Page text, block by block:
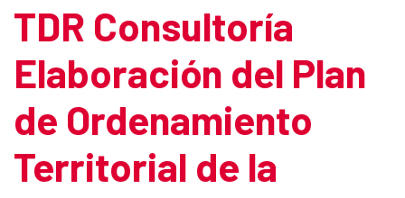
TDR Consultoría
Elaboración del Plan
de Ordenamiento
Territorial de la